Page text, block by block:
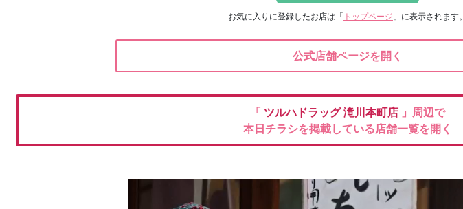
お気に入りに登録したお店は 「 トップページ 」に表示されます。
公式店舗ページを開く
「 ツルハドラッグ滝川本町店 」周辺で
本日チラシを掲載している店舗一覧を開く